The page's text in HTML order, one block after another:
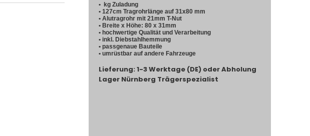
• kg Zuladung
• 127cm Tragrohrlänge auf 31x80 mm
• Alutragrohr mit 21mm T-Nut
• Breite x Höhe: 80 x 31mm
• hochwertige Qualität und Verarbeitung
• inkl. Diebstahlhemmung
• passgenaue Bauteile
• umrüstbar auf andere Fahrzeuge
Lieferung: 1-3 Werktage (DE) oder Abholung
Lager Nürnberg Trägerspezialist